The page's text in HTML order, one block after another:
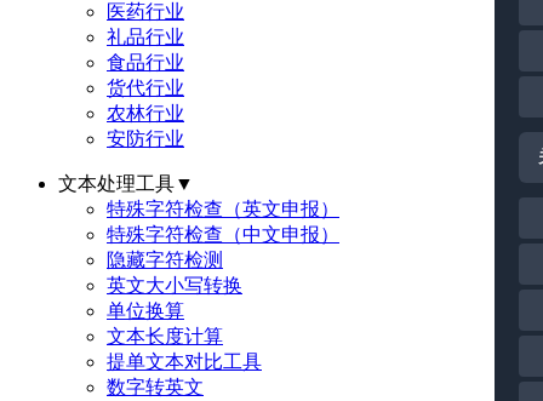
医药行业
礼品行业
食品行业
货代行业
农林行业
安防行业
文本处理工具▼
特殊字符检查（英文申报）
特殊字符检查（中文申报）
隐藏字符检测
英文大小写转换
单位换算
文本长度计算
提单文本对比工具
数字转英文